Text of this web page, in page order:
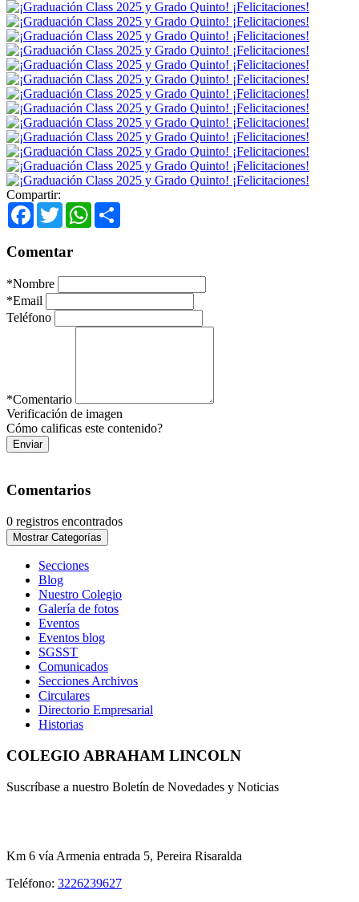
Compartir:
Facebook
TwitterWhatsApp
Comentar
*Nombre
*Email
Teléfono
*Comentario
Verificación de imagen
Cómo calificas este contenido?
Enviar
Comentarios
0 registros encontrados
Mostrar Categorías
Secciones
Blog
Nuestro Colegio
Galería de fotos
Eventos
Eventos blog
SGSST
Comunicados
Secciones Archivos
Circulares
Directorio Empresarial
Historias
COLEGIO ABRAHAM LINCOLN
Suscríbase a nuestro Boletín de Novedades y Noticias
Km 6 vía Armenia entrada 5, Pereira Risaralda
Teléfono: 3226239627